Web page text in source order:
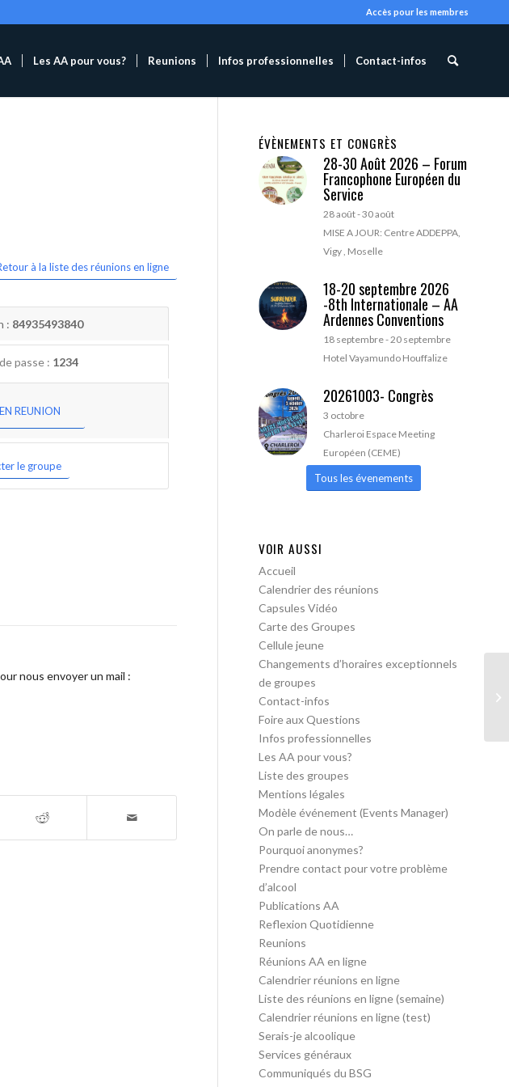
Accès pour les membres
Les AA pour vous? Reunions Infos professionnelles Contact-infos
à la liste des réunions en ligne
: 84935493840
passe : 1234
REUNION
le groupe
nous envoyer un mail :
ÉVÈNEMENTS ET CONGRÈS
28-30 Août 2026 – Forum
Francophone Européen du
Service
28 août-30 août
MISE A JOUR: Centre ADDEPPA,
Vigy , Moselle
18-20 septembre 2026
-8th Internationale – AA
Ardennes Conventions
18 septembre-20 septembre
Hotel Vayamundo Houffalize
20261003- Congrès
3 octobre
Charleroi Espace Meeting
Européen (CEME)
Tous les évenements
VOIR AUSSI
Accueil
Calendrier des réunions
Capsules Vidéo
Carte des Groupes
Cellule jeune
Changements d’horaires exceptionnels
de groupes
Contact-infos
Foire aux Questions
Infos professionnelles
Les AA pour vous?
Liste des groupes
Mentions légales
Modèle événement (Events Manager)
On parle de nous…
Pourquoi anonymes?
Prendre contact pour votre problème
d’alcool
Publications AA
Reflexion Quotidienne
Reunions
Réunions AA en ligne
Calendrier réunions en ligne
Liste des réunions en ligne (semaine)
Calendrier réunions en ligne (test)
Serais-je alcoolique
Services généraux
Communiqués du BSG